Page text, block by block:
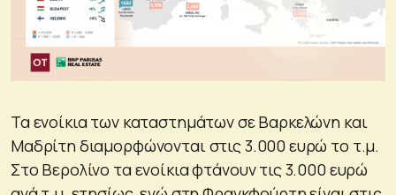
Τα ενοίκια των καταστημάτων σε Βαρκελώνη και
Μαδρίτη διαμορφώνονται στις 3.000 ευρώ το τ.μ.
Στο Βερολίνο τα ενοίκια φτάνουν τις 3.000 ευρώ